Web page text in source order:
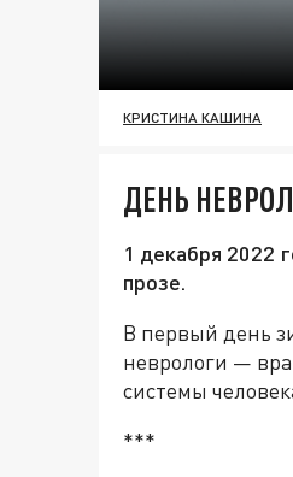
КРИСТИНА КАШИНА
ДЕНЬ
1 декабря 2022
прозе.
В первый день
неврологи —
системы
***